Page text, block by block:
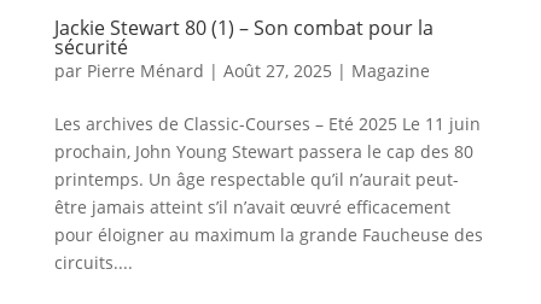
Jackie Stewart 80 (1) – Son combat pour la
sécurité
par Pierre Ménard | Août 27, 2025 | Magazine
Les archives de Classic-Courses – Eté 2025 Le 11 juin
prochain, John Young Stewart passera le cap des 80
printemps. Un âge respectable qu’il n’aurait peut-
être jamais atteint s’il n’avait œuvré efficacement
pour éloigner au maximum la grande Faucheuse des
circuits....